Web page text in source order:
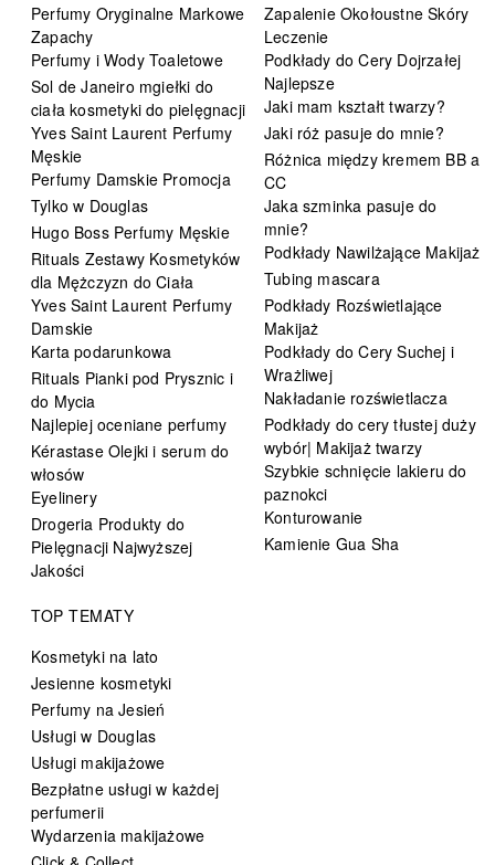
Perfumy Oryginalne Markowe
Zapachy
Perfumy i Wody Toaletowe
Sol de Janeiro mgiełki do
ciała kosmetyki do pielęgnacji
Yves Saint Laurent Perfumy
Męskie
Perfumy Damskie Promocja
Tylko w Douglas
Hugo Boss Perfumy Męskie
Rituals Zestawy Kosmetyków
dla Mężczyzn do Ciała
Yves Saint Laurent Perfumy
Damskie
Karta podarunkowa
Rituals Pianki pod Prysznic i
do Mycia
Najlepiej oceniane perfumy
Kérastase Olejki i serum do
włosów
Eyelinery
Drogeria Produkty do
Pielęgnacji Najwyższej
Jakości
Zapalenie Okołoustne Skóry
Leczenie
Podkłady do Cery Dojrzałej
Najlepsze
Jaki mam kształt twarzy?
Jaki róż pasuje do mnie?
Różnica między kremem BB a
CC
Jaka szminka pasuje do
mnie?
Podkłady Nawilżające Makijaż
Tubing mascara
Podkłady Rozświetlające
Makijaż
Podkłady do Cery Suchej i
Wrażliwej
Nakładanie rozświetlacza
Podkłady do cery tłustej duży
wybór| Makijaż twarzy
Szybkie schnięcie lakieru do
paznokci
Konturowanie
Kamienie Gua Sha
TOP TEMATY
Kosmetyki na lato
Jesienne kosmetyki
Perfumy na Jesień
Usługi w Douglas
Usługi makijażowe
Bezpłatne usługi w każdej
perfumerii
Wydarzenia makijażowe